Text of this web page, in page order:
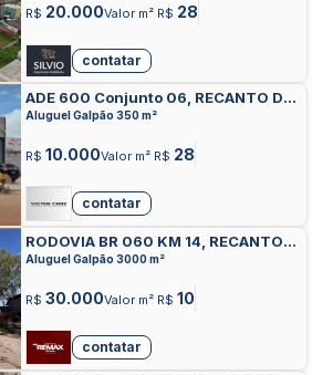
R$ 20.000Valor m² R$ 28
contatar
ADE 600 Conjunto 06, RECANTO DAS
EMAS, RECANTO DAS EMAS
Aluguel Galpão 350 m²
R$ 10.000Valor m² R$ 28
contatar
RODOVIA BR 060 KM 14, RECANTO
DAS EMAS, RECANTO DAS EMAS
Aluguel Galpão 3000 m²
R$ 30.000Valor m² R$ 10
contatar